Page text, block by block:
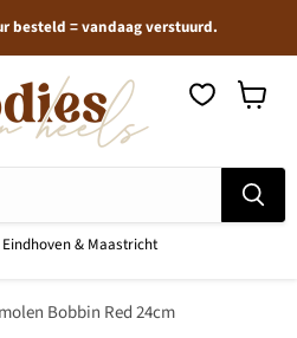
besteld = vandaag verstuurd.
Eindhoven & Maastricht
Bobbin Red 24cm